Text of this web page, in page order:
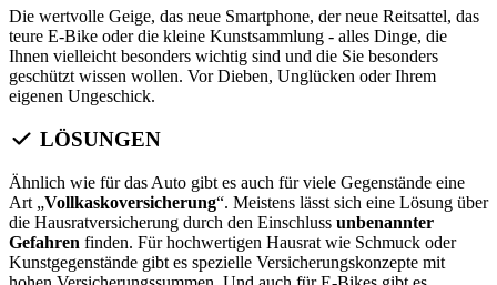
Die wertvolle Geige, das neue Smartphone, der neue Reitsattel, das
teure E-Bike oder die kleine Kunstsammlung - alles Dinge, die
Ihnen vielleicht besonders wichtig sind und die Sie besonders
geschützt wissen wollen. Vor Dieben, Unglücken oder Ihrem
eigenen Ungeschick.
LÖSUNGEN
Ähnlich wie für das Auto gibt es auch für viele Gegenstände eine
Art „Vollkaskoversicherung“. Meistens lässt sich eine Lösung über
die Hausratversicherung durch den Einschluss unbenannter
Gefahren finden. Für hochwertigen Hausrat wie Schmuck oder
Kunstgegenstände gibt es spezielle Versicherungskonzepte mit